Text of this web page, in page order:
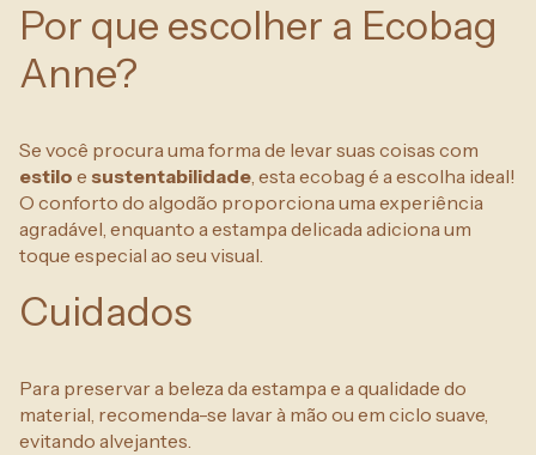
Por que escolher a Ecobag
Anne?
Se você procura uma forma de levar suas coisas com
estilo e sustentabilidade, esta ecobag é a escolha ideal!
O conforto do algodão proporciona uma experiência
agradável, enquanto a estampa delicada adiciona um
toque especial ao seu visual.
Cuidados
Para preservar a beleza da estampa e a qualidade do
material, recomenda-se lavar à mão ou em ciclo suave,
evitando alvejantes.